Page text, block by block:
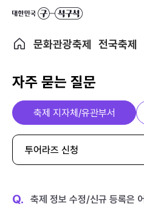
문화관광축제 전국축제
자주 묻는 질문
축제 지자체/유관부서
투어라즈 신청
Q. 축제 정보 수정/신규 등록은